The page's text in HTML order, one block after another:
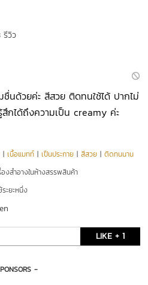
รีวิว
นด้วยค่ะ สีสวย ติดทนใช้ได้ ปากไม่
กได้ถึงความเป็น creamy ค่ะ
|เนื้อแมทท์ |เป็นประกาย |สีสวย |ติดทนนาน
องสำอางในห้างสรรพสินค้า
ระยะหนึ่ง
LIKE + 1
-